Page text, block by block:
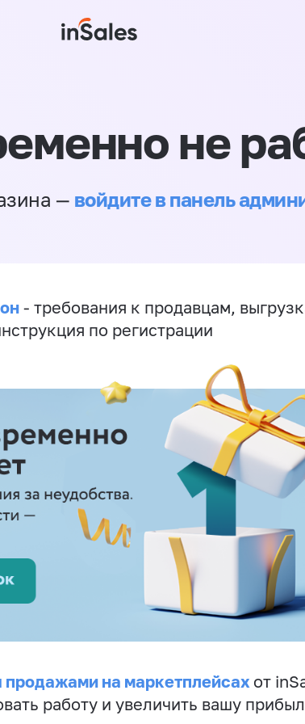
не
— войдите в панель
- требования к продавцам,
по регистрации
продажами на маркетплейсах от
работу и увеличить вашу